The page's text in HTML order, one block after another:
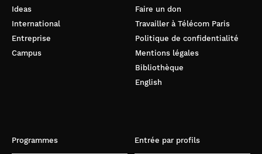
Ideas
International
Entreprise
Campus
Faire un don
Travailler à Télécom Paris
Politique de confidentialité
Mentions légales
Bibliothèque
English
Programmes Entrée par profils